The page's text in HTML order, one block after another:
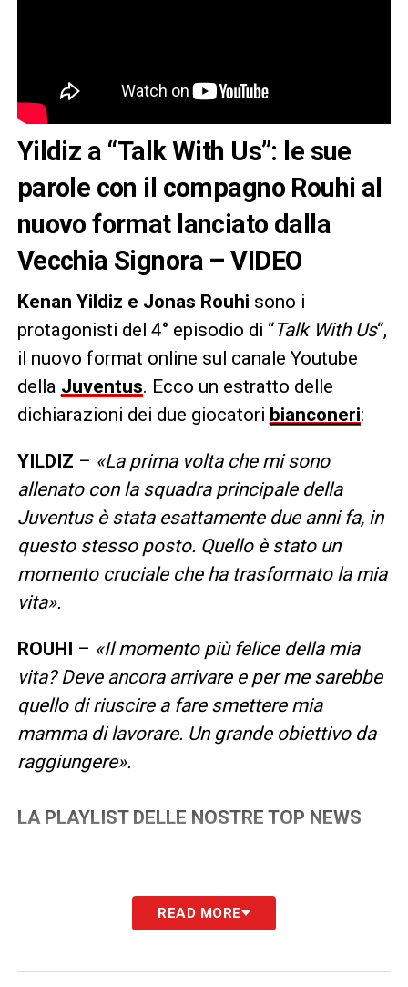
Yildiz a “Talk With Us”: le sue
parole con il compagno Rouhi al
nuovo format lanciato dalla
Vecchia Signora – VIDEO
Kenan Yildiz e Jonas Rouhi sono i
protagonisti del 4° episodio di “Talk With Us“,
il nuovo format online sul canale Youtube
della Juventus. Ecco un estratto delle
dichiarazioni dei due giocatori bianconeri:
YILDIZ – «La prima volta che mi sono
allenato con la squadra principale della
Juventus è stata esattamente due anni fa, in
questo stesso posto. Quello è stato un
momento cruciale che ha trasformato la mia
vita».
ROUHI – «Il momento più felice della mia
vita? Deve ancora arrivare e per me sarebbe
quello di riuscire a fare smettere mia
mamma di lavorare. Un grande obiettivo da
raggiungere».
LA PLAYLIST DELLE NOSTRE TOP NEWS
READ MORE